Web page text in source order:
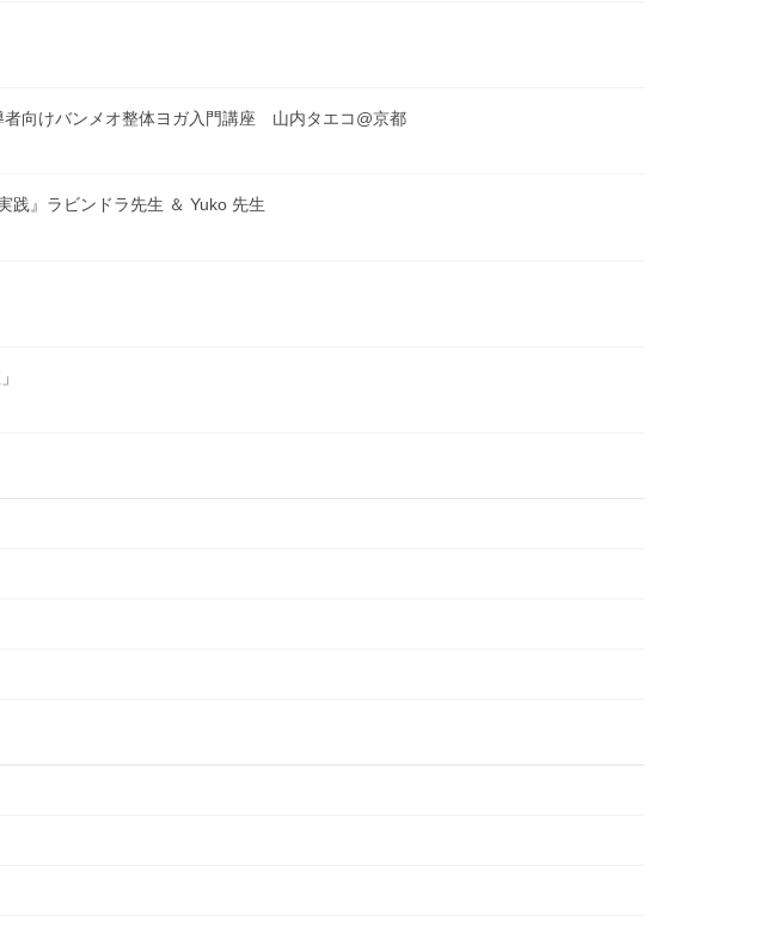
向けバンメオ整体ヨガ入門講座 山内タエコ@京都
践』ラビンドラ先生 ＆ Yuko 先生